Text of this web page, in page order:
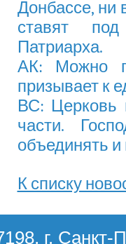
Донбассе, ни
ставят
Патриарха.
АК: Можно
призывает к
ВС: Церковь
части.
объединять и
К списку
г. Санкт-